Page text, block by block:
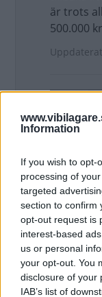
Information
If you wish to opt-
processing of
targeted
section to confirm
opt-out request is
interest-based
us or personal
your opt-out. You
disclosure of your
IAB’s list of
är trots
500.000
Reverend
Pi
Benny
vilket
på, så
köpet.